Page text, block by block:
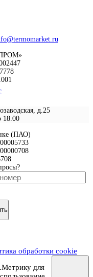
д.25
18.00
(ПАО)
обработки cookie
для